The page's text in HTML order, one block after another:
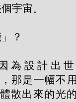
宇宙。
？
為設計出
那是一幅不
散出來的光